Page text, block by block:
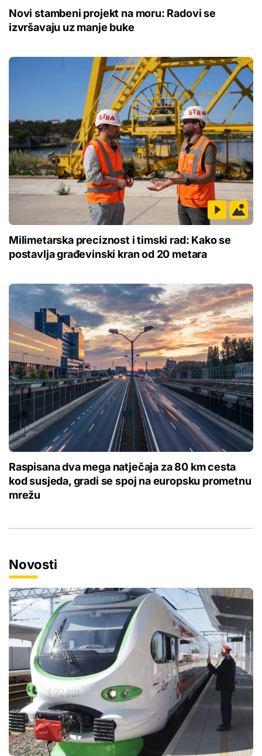
Novi stambeni projekt na moru: Radovi se
izvršavaju uz manje buke
Milimetarska preciznost i timski rad: Kako se
postavlja građevinski kran od 20 metara
Raspisana dva mega natječaja za 80 km cesta
kod susjeda, gradi se spoj na europsku prometnu
mrežu
Novosti